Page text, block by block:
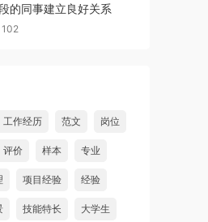
的同事建立良好关系
102
工作经历 范文 岗位
评价 样本 专业
项目经验 经验
技能特长 大学生